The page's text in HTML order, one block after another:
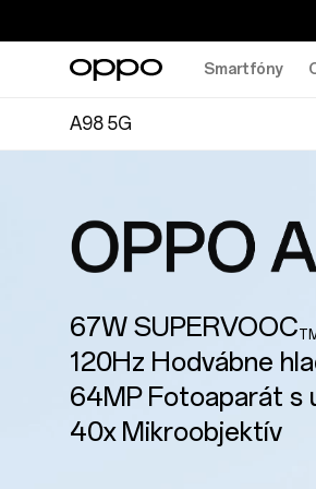
Smartfóny
A98 5G
67W SUPERVOOC
120Hz Hodvábne
64MP Fotoaparát s
40x Mikroobjektív